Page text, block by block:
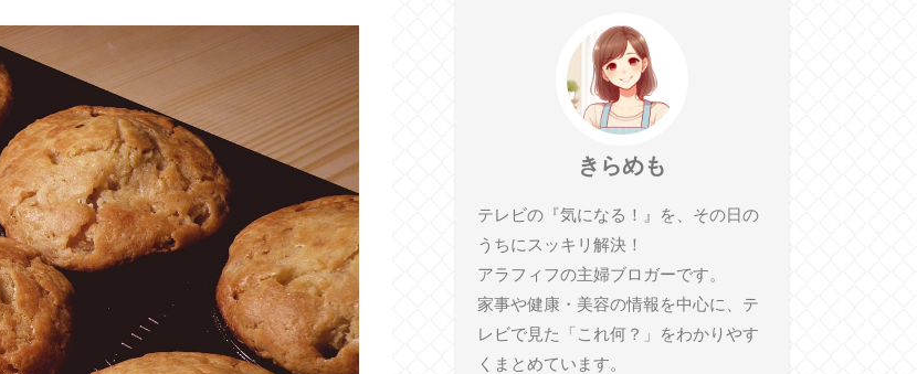
きらめも
テレビの『気になる！』を、その日の
うちにスッキリ解決！
アラフィフの主婦ブロガーです。
家事や健康・美容の情報を中心に、テ
レビで見た「これ何？」をわかりやす
くまとめています。